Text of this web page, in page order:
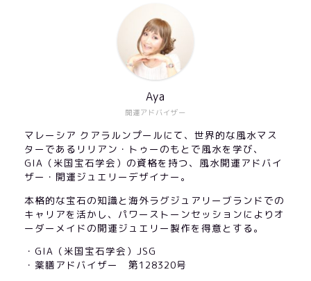
開運アドバイザー
Aya
マレーシア クアラルンプールにて、世界的な風水マス
ターであるリリアン・トゥーのもとで風水を学び、
GIA（米国宝石学会）の資格を持つ、風水開運アドバイ
ザー・開運ジュエリーデザイナー。
本格的な宝石の知識と海外ラグジュアリーブランドでの
キャリアを活かし、パワーストーンセッションによりオ
ーダーメイドの開運ジュエリー製作を得意とする。
・GIA（米国宝石学会）JSG
・薬膳アドバイザー 第128320号